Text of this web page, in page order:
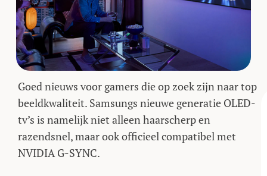
Goed nieuws voor gamers die op zoek zijn naar top
beeldkwaliteit. Samsungs nieuwe generatie OLED-
tv’s is namelijk niet alleen haarscherp en
razendsnel, maar ook officieel compatibel met
NVIDIA G-SYNC.